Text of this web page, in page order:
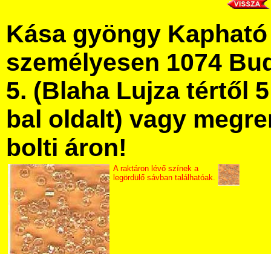
Kása gyöngy
személyesen 1074
5. (Blaha Lujza tértől
bal oldalt) vagy
bolti áron!
A raktáron lévő színek a
legördülő sávban találhatóak.